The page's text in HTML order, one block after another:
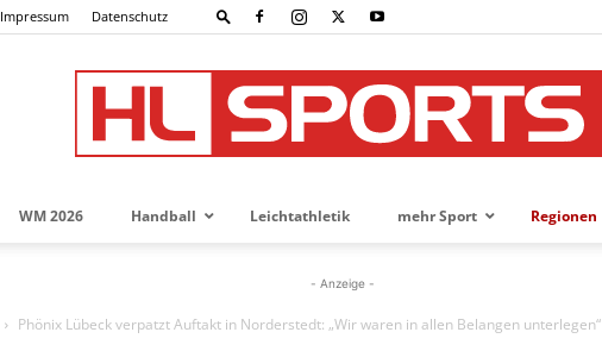
Impressum Datenschutz
WM 2026 Handball Leichtathletik mehr Sport Regionen
- Anzeige -
Phönix Lübeck verpatzt Auftakt in Norderstedt: „Wir waren in allen Belangen unterlegen“